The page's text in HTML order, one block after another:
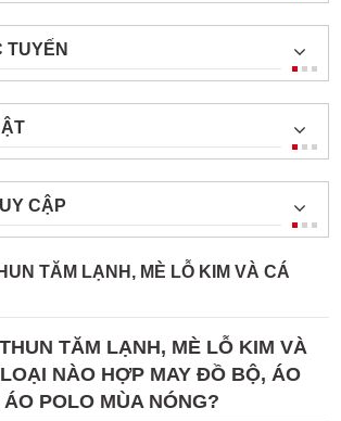
TUYẾN
CẬP
TĂM LẠNH, MÈ LỖ KIM VÀ CÁ
TĂM LẠNH, MÈ LỖ KIM VÀ
NÀO HỢP MAY ĐỒ BỘ, ÁO
POLO MÙA NÓNG?